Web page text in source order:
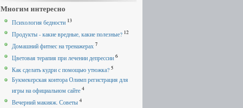
Многим интересно
Психология бедности 13
Продукты - какие вредные, какие полезные? 12
Домашний фитнес на тренажерах 7
Цветовая терапия при лечении депрессии 6
Как сделать кудри с помощью утюжка? 5
Букмекерская контора Олимп регистрация для
игры на официальном сайте 4
Вечерний макияж. Советы 4